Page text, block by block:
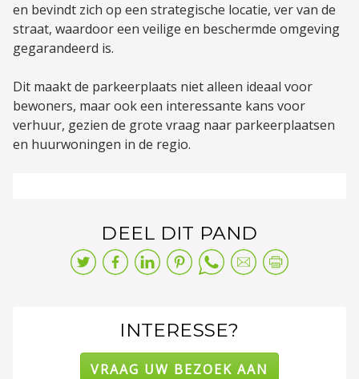
en bevindt zich op een strategische locatie, ver van de
straat, waardoor een veilige en beschermde omgeving
gegarandeerd is.
Dit maakt de parkeerplaats niet alleen ideaal voor
bewoners, maar ook een interessante kans voor
verhuur, gezien de grote vraag naar parkeerplaatsen
en huurwoningen in de regio.
DEEL DIT PAND
INTERESSE?
VRAAG UW BEZOEK AAN